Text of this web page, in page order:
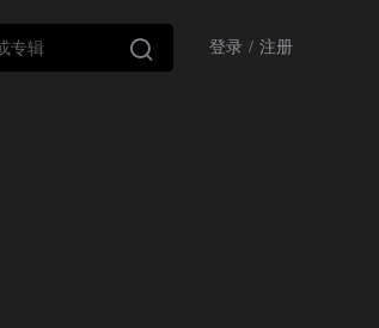
 登录 / 注册